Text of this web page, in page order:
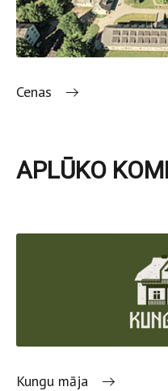
Cenas
APLŪKO
Kungu māja